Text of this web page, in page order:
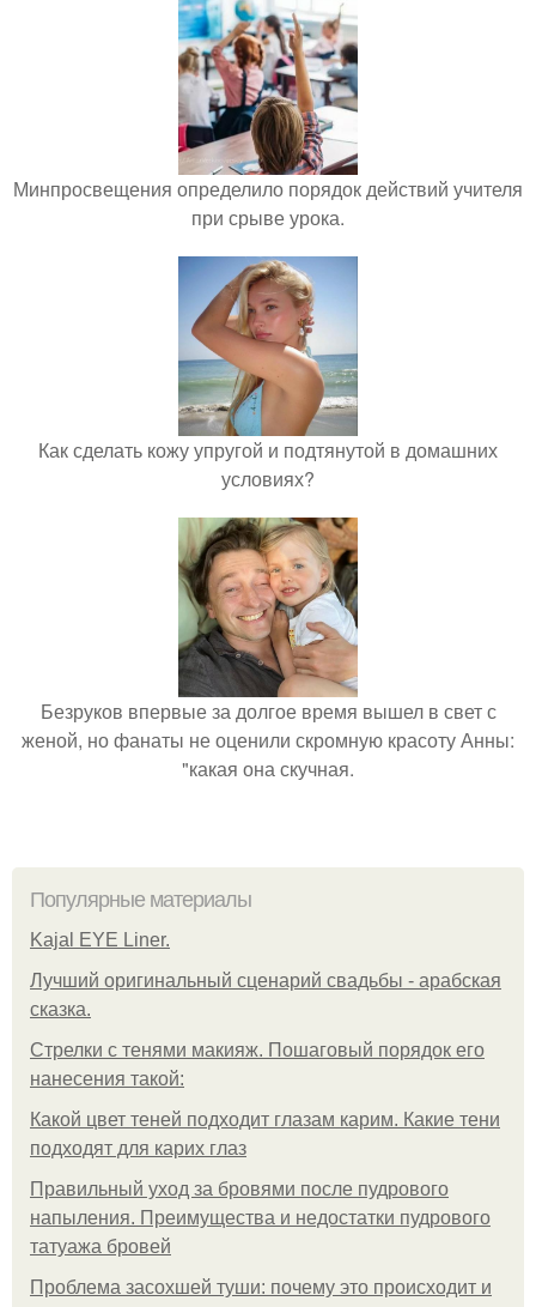
Минпросвещения определило порядок действий учителя
при срыве урока.
Как сделать кожу упругой и подтянутой в домашних
условиях?
Безруков впервые за долгое время вышел в свет с
женой, но фанаты не оценили скромную красоту Анны:
"какая она скучная.
Популярные материалы
Kajal EYE Liner.
Лучший оригинальный сценарий свадьбы - арабская
сказка.
Стрелки с тенями макияж. Пошаговый порядок его
нанесения такой:
Какой цвет теней подходит глазам карим. Какие тени
подходят для карих глаз
Правильный уход за бровями после пудрового
напыления. Преимущества и недостатки пудрового
татуажа бровей
Проблема засохшей туши: почему это происходит и